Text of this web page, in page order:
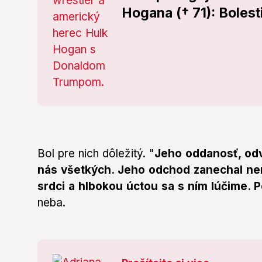
Hogana († 71):
Bol pre nich dôležitý. "Jeho oddanosť,
nás všetkých. Jeho odchod zanechal
srdci a hlbokou úctou sa s ním lúčime.
neba.